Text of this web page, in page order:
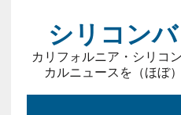
シリコン
カリフォルニア・シリコ
カルニュースを（ほぼ